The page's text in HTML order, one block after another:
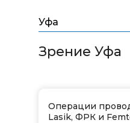
Уфа
Зрение Уфа​​​​​​​
Операции
Lasik, ФРК и